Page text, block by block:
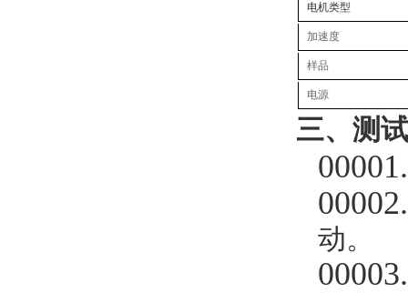
电机类型
加速度
样品
电源
三、测
动。